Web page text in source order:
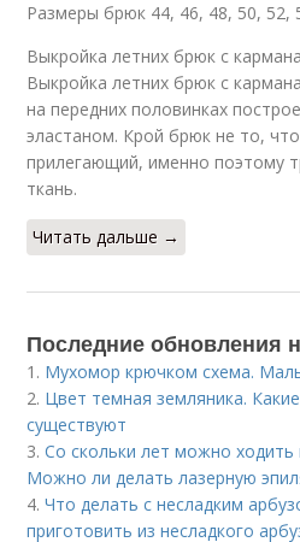
Размеры брюк 44, 46, 48, 50, 52,
Выкройка летних брюк с
Выкройка летних брюк с
на передних половинках
эластаном. Крой брюк не то,
прилегающий, именно поэтому
ткань.
Читать дальше →
Последние обновления
1. Мухомор крючком схема.
2. Цвет темная земляника.
существуют
3.Со скольки лет можно ходить
Можно ли делать лазерную
4.Что делать с несладким
приготовить из несладкого